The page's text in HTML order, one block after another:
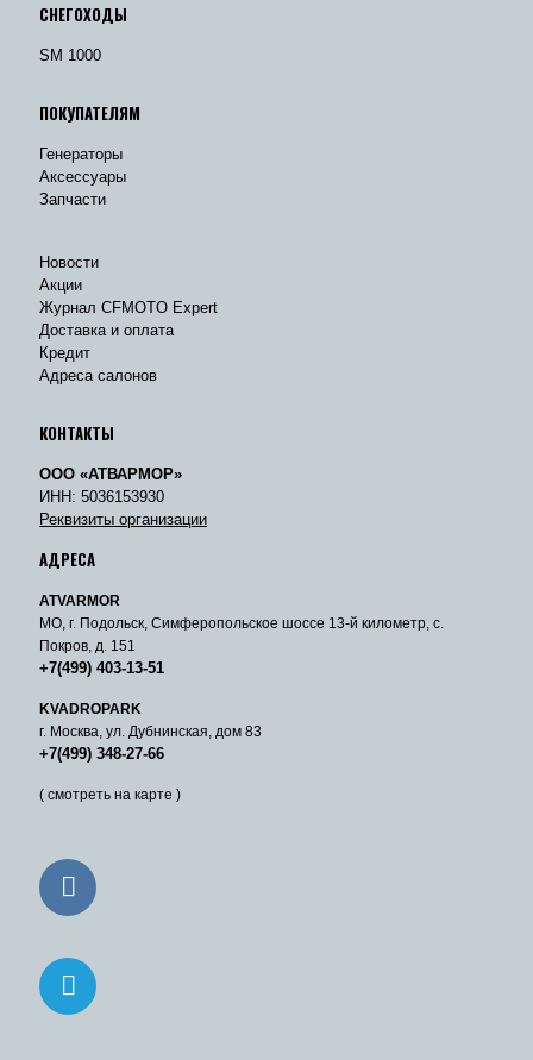
СНЕГОХОДЫ
SM 1000
ПОКУПАТЕЛЯМ
Генераторы
Аксессуары
Запчасти
Новости
Акции
Журнал CFMOTO Expert
Доставка и оплата
Кредит
Адреса салонов
КОНТАКТЫ
ООО «АТВАРМОР»
ИНН: 5036153930
Реквизиты организации
АДРЕСА
ATVARMOR
МО, г. Подольск, Симферопольское шоссе 13-й километр, с.
Покров, д. 151
+7(499) 403-13-51
KVADROPARK
г. Москва, ул. Дубнинская, дом 83
+7(499) 348-27-66
( смотреть на карте )